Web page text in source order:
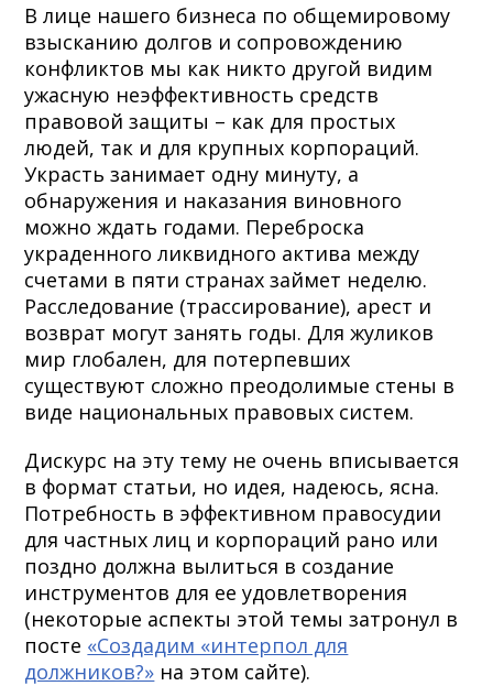
В лице нашего бизнеса по общемировому
взысканию долгов и сопровождению
конфликтов мы как никто другой видим
ужасную неэффективность средств
правовой защиты – как для простых
людей, так и для крупных корпораций.
Украсть занимает одну минуту, а
обнаружения и наказания виновного
можно ждать годами. Переброска
украденного ликвидного актива между
счетами в пяти странах займет неделю.
Расследование (трассирование), арест и
возврат могут занять годы. Для жуликов
мир глобален, для потерпевших
существуют сложно преодолимые стены в
виде национальных правовых систем.
Дискурс на эту тему не очень вписывается
в формат статьи, но идея, надеюсь, ясна.
Потребность в эффективном правосудии
для частных лиц и корпораций рано или
поздно должна вылиться в создание
инструментов для ее удовлетворения
(некоторые аспекты этой темы затронул в
посте «Создадим «интерпол для
должников?» на этом сайте).